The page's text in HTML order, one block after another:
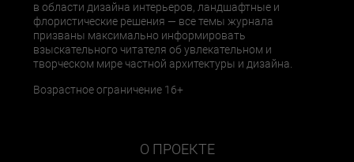
в области дизайна интерьеров, ландшафтные и
флористические решения — все темы журнала
призваны максимально информировать
взыскательного читателя об увлекательном и
творческом мире частной архитектуры и дизайна.
Возрастное ограничение 16+
О ПРОЕКТЕ